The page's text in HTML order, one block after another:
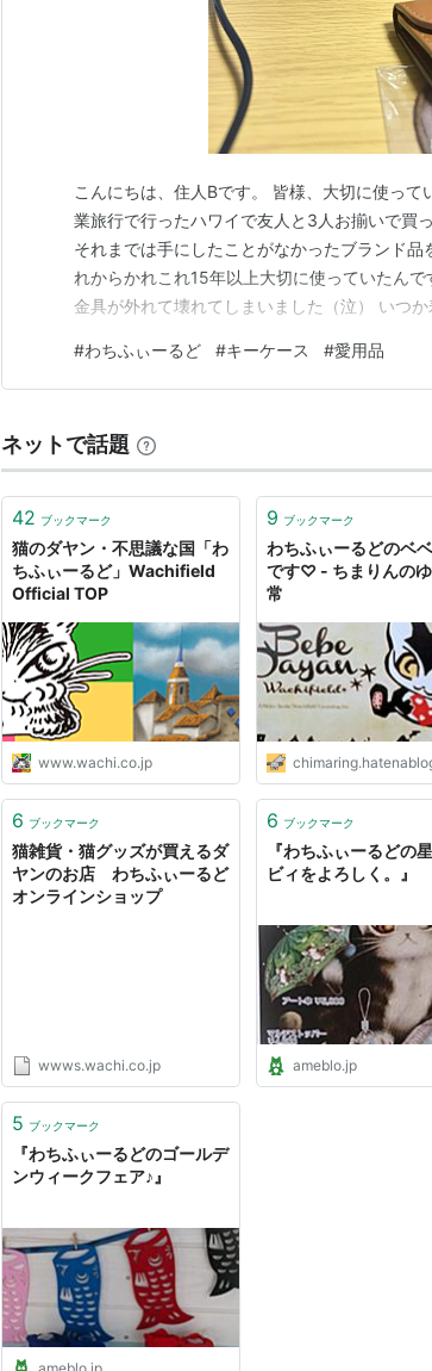
こんにちは、住人Bです。 皆様、大切に使っ
業旅行で行ったハワイで友人と3人お揃いで買
それまでは手にしたことがなかったブランド
れからかれこれ15年以上大切に使っていたん
金具が外れて壊れてしまいました（泣） いつ
に同じように金具が外れて壊れてしまっていて
ました。 買い替え そんなわけで、悲しいです
#わちふぃーるど #キーケース #愛用品
ネットで話題
42 ブックマーク
猫のダヤン・不思議な国「わ
ちふぃーるど」Wachifield
Official TOP
www.wachi.co.jp
9 ブックマーク
わちふぃーるどのベ
です♡ - ちまりんの
常
6 ブックマーク
猫雑貨・猫グッズが買えるダ
ヤンのお店 わちふぃーるど
オンラインショップ
wwws.wachi.co.jp
6 ブックマーク
『わちふぃーるどの
ビィをよろしく。』
ameblo.jp
5 ブックマーク
『わちふぃーるどのゴールデ
ンウィークフェア♪』